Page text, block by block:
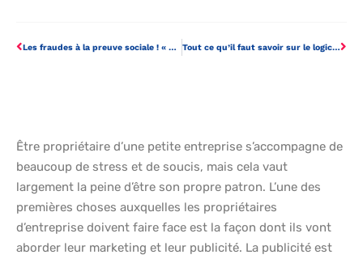
Les fraudes à la preuve sociale ! « Le feu de joie des petites entreprises Tout ce qu’il faut savoir sur le logiciel SIRH
Être propriétaire d’une petite entreprise s’accompagne de
beaucoup de stress et de soucis, mais cela vaut
largement la peine d’être son propre patron. L’une des
premières choses auxquelles les propriétaires
d’entreprise doivent faire face est la façon dont ils vont
aborder leur marketing et leur publicité. La publicité est